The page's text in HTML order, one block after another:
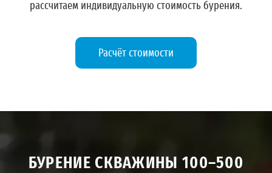
рассчитаем индивидуальную стоимость бурения.
Расчёт стоимости
БУРЕНИЕ СКВАЖИНЫ 100–500